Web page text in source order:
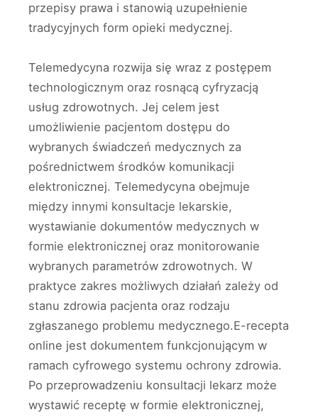
przepisy prawa i stanowią uzupełnienie
tradycyjnych form opieki medycznej.
Telemedycyna rozwija się wraz z postępem
technologicznym oraz rosnącą cyfryzacją
usług zdrowotnych. Jej celem jest
umożliwienie pacjentom dostępu do
wybranych świadczeń medycznych za
pośrednictwem środków komunikacji
elektronicznej. Telemedycyna obejmuje
między innymi konsultacje lekarskie,
wystawianie dokumentów medycznych w
formie elektronicznej oraz monitorowanie
wybranych parametrów zdrowotnych. W
praktyce zakres możliwych działań zależy od
stanu zdrowia pacjenta oraz rodzaju
zgłaszanego problemu medycznego.E-recepta
online jest dokumentem funkcjonującym w
ramach cyfrowego systemu ochrony zdrowia.
Po przeprowadzeniu konsultacji lekarz może
wystawić receptę w formie elektronicznej,